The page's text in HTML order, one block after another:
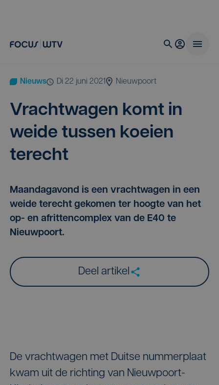
Nieuws di 22 juni 2021 Nieuwpoort
Vracht­wa­gen komt in
wei­de tus­sen koei­en
terecht
Maandagavond is een vrachtwagen in een
weide terecht gekomen ter hoogte van het
op- en afrittencomplex van de E40 te
Nieuwpoort.
Deel artikel
De vrachtwagen met Duitse nummerplaat
kwam uit de richting van Nieuwpoort-